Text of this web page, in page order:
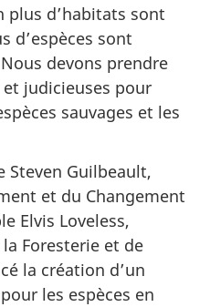
plus d’habitats sont
d’espèces sont
devons prendre
judicieuses pour
sauvages et les
Steven Guilbeault,
et du Changement
Elvis Loveless,
Foresterie et de
la création d’un
les espèces en